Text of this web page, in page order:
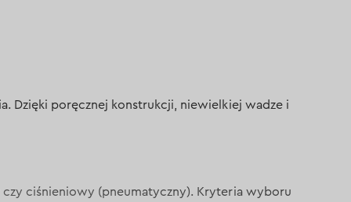
Dzięki poręcznej konstrukcji, niewielkiej wadze i
ciśnieniowy (pneumatyczny). Kryteria wyboru